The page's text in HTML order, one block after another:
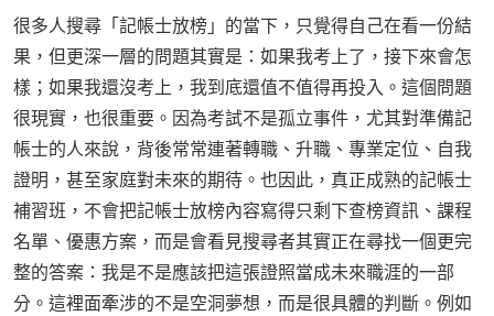
很多人搜尋「記帳士放榜」的當下，只覺得自己在看一份結
果，但更深一層的問題其實是：如果我考上了，接下來會怎
樣；如果我還沒考上，我到底還值不值得再投入。這個問題
很現實，也很重要。因為考試不是孤立事件，尤其對準備記
帳士的人來說，背後常常連著轉職、升職、專業定位、自我
證明，甚至家庭對未來的期待。也因此，真正成熟的記帳士
補習班，不會把記帳士放榜內容寫得只剩下查榜資訊、課程
名單、優惠方案，而是會看見搜尋者其實正在尋找一個更完
整的答案：我是不是應該把這張證照當成未來職涯的一部
分。這裡面牽涉的不是空洞夢想，而是很具體的判斷。例如